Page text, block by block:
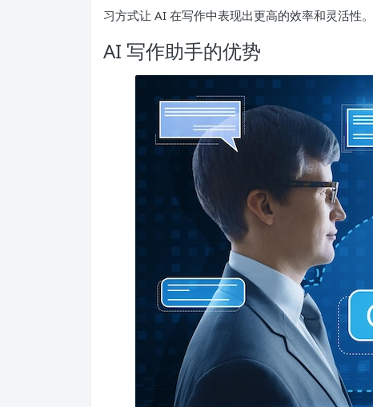
习方式让 AI 在写作中表现出更高的效率和灵活性。
AI 写作助手的优势